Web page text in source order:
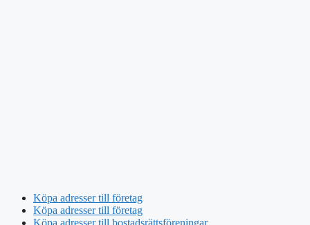
Köpa adresser till företag
Köpa adresser till företag